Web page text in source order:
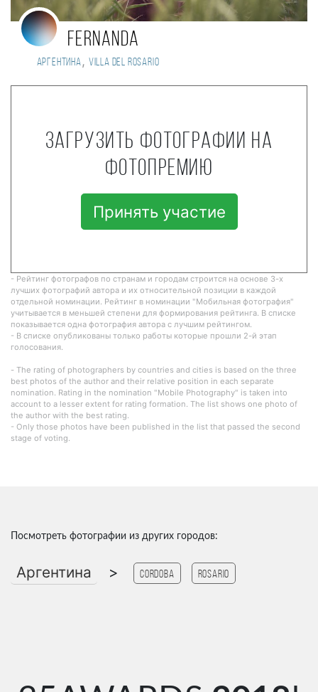
Fernanda
Аргентина, Villa del Rosario
Загрузить фотографии на
фотопремию
Принять участие
- Рейтинг фотографов по странам и городам строится на основе 3-х
лучших фотографий автора и их относительной позиции в каждой
отдельной номинации. Рейтинг в номинации "Мобильная фотография"
учитывается в меньшей степени для формирования рейтинга. В списке
показывается одна фотография автора с лучшим рейтингом.
- В списке опубликованы только работы которые прошли 2-й этап
голосования.
- The rating of photographers by countries and cities is based on the three
best photos of the author and their relative position in each separate
nomination. Rating in the nomination "Mobile Photography" is taken into
account to a lesser extent for rating formation. The list shows one photo of
the author with the best rating.
- Only those photos have been published in the list that passed the second
stage of voting.
Посмотреть фотографии из других городов:
Аргентина > Cordoba Rosario